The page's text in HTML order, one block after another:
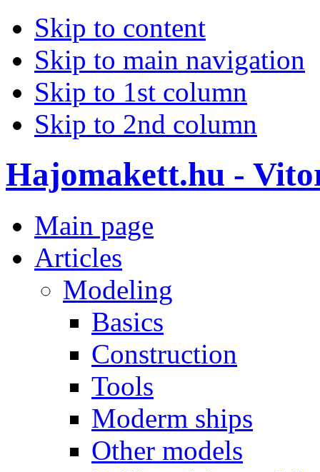
Skip to content
Skip to main navigation
Skip to 1st column
Skip to 2nd column
Hajomakett.hu -
Main page
Articles
Modeling
Basics
Construction
Tools
Moderm ships
Other models